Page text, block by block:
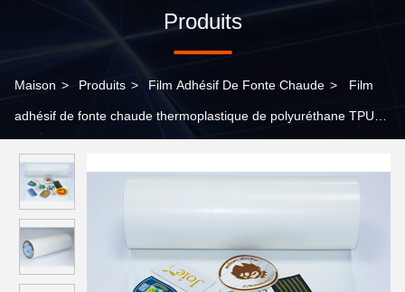
Produits
Maison > Produits > Film Adhésif De Fonte Chaude > Film
adhésif de fonte chaude thermoplastique de polyuréthane TPU